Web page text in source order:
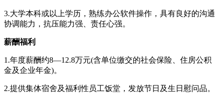
3.大学本科或以上学历，熟练办公软件操作，具有良好的沟通
协调能力，抗压能力强、责任心强。
薪酬福利
1.年度薪酬约8—12.8万元(含单位缴交的社会保险、住房公积
金及企业年金)。
2.提供集体宿舍及福利性员工饭堂，发放节日及生日慰问品。